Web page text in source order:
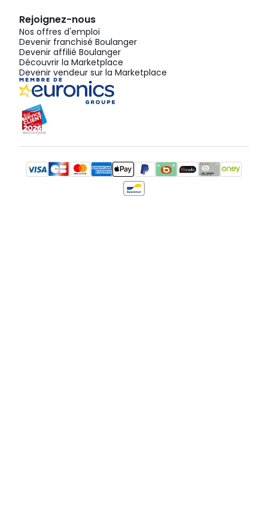
Rejoignez-nous
Nos offres d'emploi
Devenir franchisé Boulanger
Devenir affilié Boulanger
Découvrir la Marketplace
Devenir vendeur sur la Marketplace